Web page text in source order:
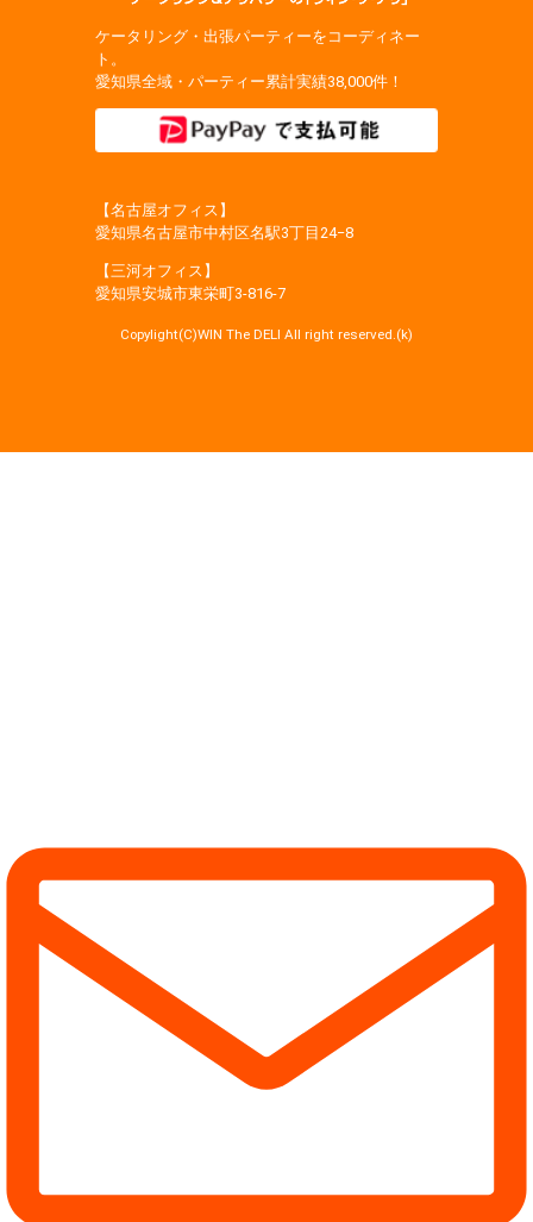
ケータリング・出張パーティーをコーディネー
ト。
愛知県全域・パーティー累計実績38,000件！
【名古屋オフィス】
愛知県名古屋市中村区名駅3丁目24−8
【三河オフィス】
愛知県安城市東栄町3‐816‐7
Copylight(C)WIN The DELI All right reserved.(k)